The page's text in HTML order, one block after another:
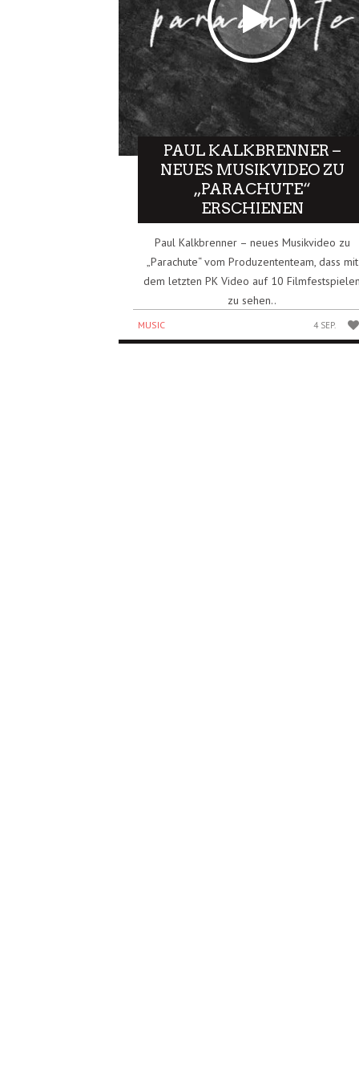
PAUL KALKBRENNER –
NEUES MUSIKVIDEO ZU
„PARACHUTE“
ERSCHIENEN
Paul Kalkbrenner – neues Musikvideo zu
„Parachute“ vom Produzententeam, dass mit
dem letzten PK Video auf 10
zu sehen..
MUSIC 4 SEP.